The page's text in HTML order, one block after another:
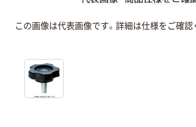
この画像は代表画像です。詳細は仕様をご確認